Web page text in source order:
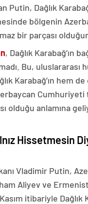
Putin, Dağlık
bölgenin
bir parçası
, Dağlık Karabağ’ın
Bu, uluslararası
Karabağ’ın hem
Cumhuriyeti
olduğu anlamına
Hissetmesin
Vladimir Putin,
Aliyev ve
itibariyle Dağlık